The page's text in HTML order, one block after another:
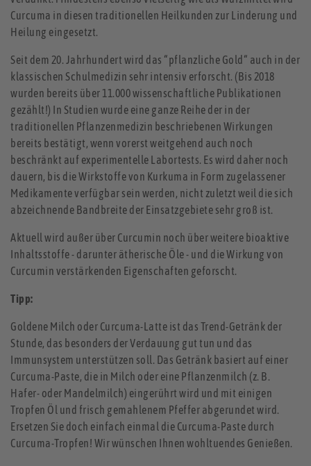
Curcuma in diesen traditionellen Heilkunden zur Linderung und
Heilung eingesetzt.
Seit dem 20. Jahrhundert wird das “pflanzliche Gold“ auch in der
klassischen Schulmedizin sehr intensiv erforscht. (Bis 2018
wurden bereits über 11.000 wissenschaftliche Publikationen
gezählt!) In Studien wurde eine ganze Reihe der in der
traditionellen Pflanzenmedizin beschriebenen Wirkungen
bereits bestätigt, wenn vorerst weitgehend auch noch
beschränkt auf experimentelle Labortests. Es wird daher noch
dauern, bis die Wirkstoffe von Kurkuma in Form zugelassener
Medikamente verfügbar sein werden, nicht zuletzt weil die sich
abzeichnende Bandbreite der Einsatzgebiete sehr groß ist.
Aktuell wird außer über Curcumin noch über weitere bioaktive
Inhaltsstoffe - darunter ätherische Öle - und die Wirkung von
Curcumin verstärkenden Eigenschaften geforscht.
Tipp:
Goldene Milch oder Curcuma-Latte ist das Trend-Getränk der
Stunde, das besonders der Verdauung gut tun und das
Immunsystem unterstützen soll. Das Getränk basiert auf einer
Curcuma-Paste, die in Milch oder eine Pflanzenmilch (z. B.
Hafer- oder Mandelmilch) eingerührt wird und mit einigen
Tropfen Öl und frisch gemahlenem Pfeffer abgerundet wird.
Ersetzen Sie doch einfach einmal die Curcuma-Paste durch
Curcuma-Tropfen! Wir wünschen Ihnen wohltuendes Genießen.